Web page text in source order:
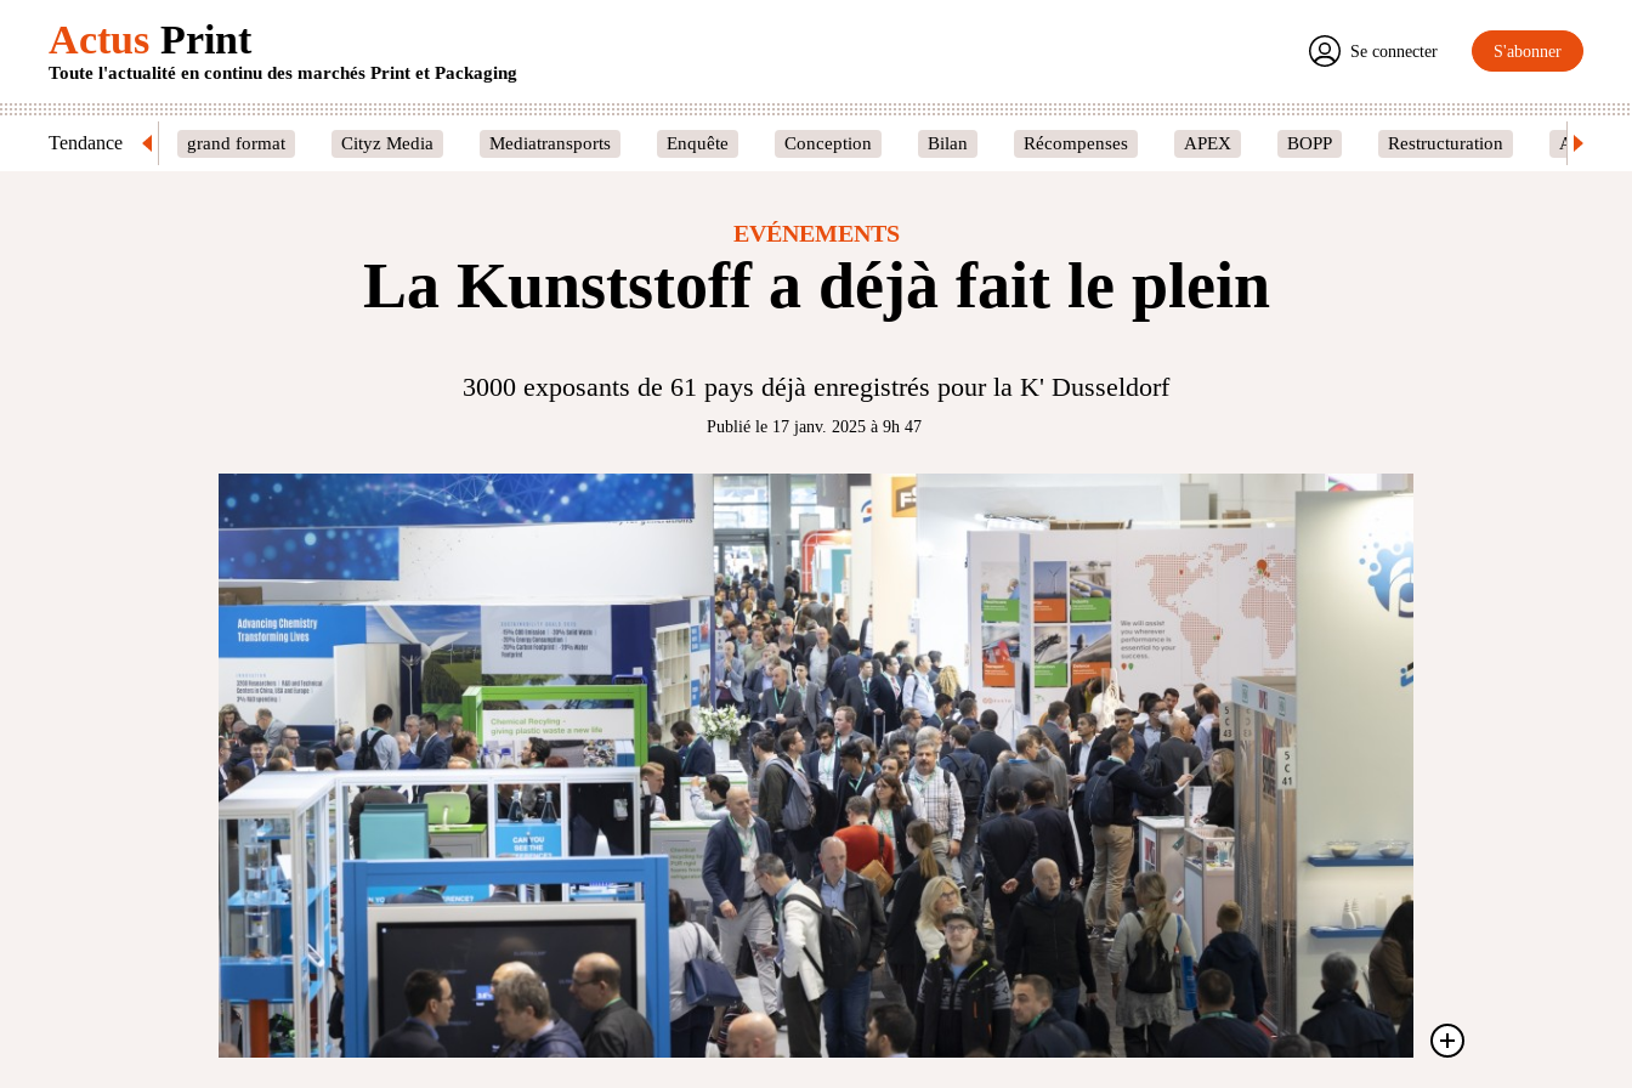
Actus Print
Toute l'actualité en continu des marchés Print et Packaging
Se connecter S'abonner
Tendance grand format Cityz Media Mediatransports Enquête Conception Bilan Récompenses APEX BOPP Restructuration Amcoir
EVÉNEMENTS
La Kunststoff a déjà fait le plein
3000 exposants de 61 pays déjà enregistrés pour la K' Dusseldorf
Publié le 17 janv. 2025 à 9h 47